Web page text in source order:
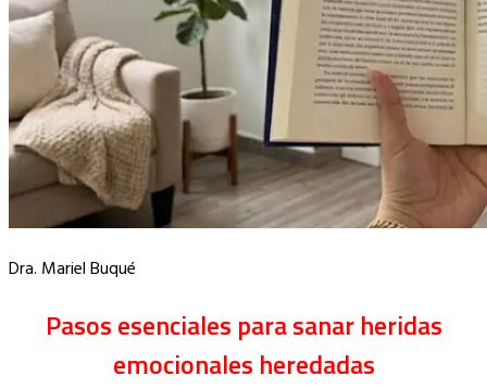
Dra. Mariel Buqué
Pasos esenciales para sanar heridas
emocionales heredadas